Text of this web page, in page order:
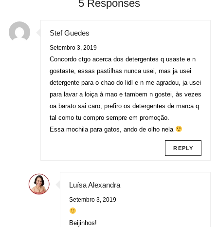
5 Responses
Stef Guedes
Setembro 3, 2019
Concordo ctgo acerca dos detergentes q usaste e n
gostaste, essas pastilhas nunca usei, mas ja usei
detergente para o chao do lidl e n me agradou, ja usei
para lavar a loiça à mao e tambem n gostei, às vezes
oa barato sai caro, prefiro os detergentes de marca q
tal como tu compro sempre em promoção.
Essa mochila para gatos, ando de olho nela
REPLY
Luísa Alexandra
Setembro 3, 2019
Beijinhos!